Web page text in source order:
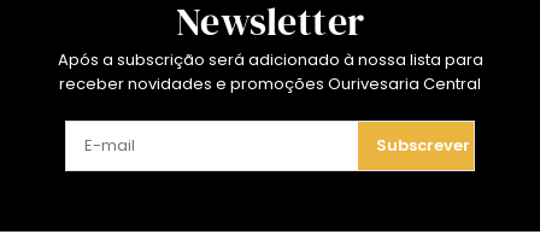
Newsletter
Após a subscrição será adicionado à nossa lista para
receber novidades e promoções Ourivesaria Central
Subscrever